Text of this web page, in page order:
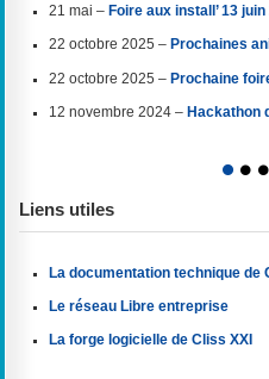
21 mai – Foire aux install’ 13 juin
22 octobre 2025 – Prochaines
22 octobre 2025 – Prochaine
12 novembre 2024 – Hackathon
1 2 3
Liens utiles
La documentation technique de
Le réseau Libre entreprise
La forge logicielle de Cliss XXI